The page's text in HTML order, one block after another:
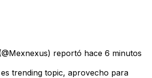
reportó hace 6 minutos
trending topic, aprovecho para